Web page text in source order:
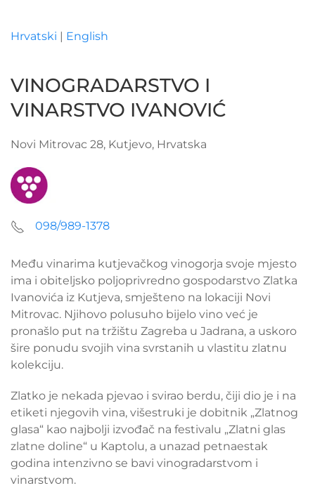
Skip to main content
Hrvatski | English
VINOGRADARSTVO I
VINARSTVO IVANOVIĆ
Novi Mitrovac 28, Kutjevo, Hrvatska
098/989-1378
Među vinarima kutjevačkog vinogorja svoje mjesto
ima i obiteljsko poljoprivredno gospodarstvo Zlatka
Ivanovića iz Kutjeva, smješteno na lokaciji Novi
Mitrovac. Njihovo polusuho bijelo vino već je
pronašlo put na tržištu Zagreba u Jadrana, a uskoro
šire ponudu svojih vina svrstanih u vlastitu zlatnu
kolekciju.
Zlatko je nekada pjevao i svirao berdu, čiji dio je i na
etiketi njegovih vina, višestruki je dobitnik „Zlatnog
glasa“ kao najbolji izvođač na festivalu „Zlatni glas
zlatne doline“ u Kaptolu, a unazad petnaestak
godina intenzivno se bavi vinogradarstvom i
vinarstvom.